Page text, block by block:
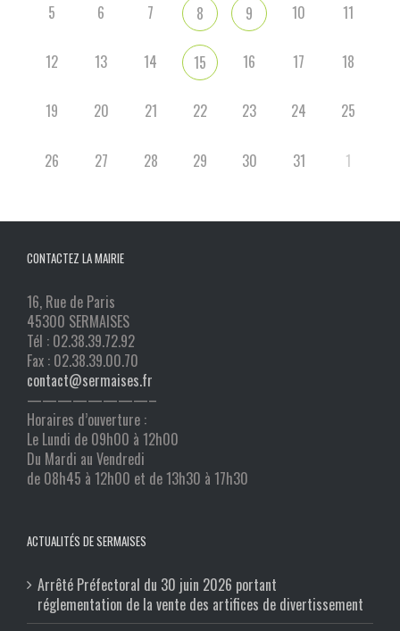
5 6 7 8 9 10 11
12 13 14 15 16 17 18
19 20 21 22 23 24 25
26 27 28 29 30 31 1
CONTACTEZ LA MAIRIE
16, Rue de Paris
45300 SERMAISES
Tél : 02.38.39.72.92
Fax : 02.38.39.00.70
contact@sermaises.fr
————————–
Horaires d’ouverture :
Le Lundi de 09h00 à 12h00
Du Mardi au Vendredi
de 08h45 à 12h00 et de 13h30 à 17h30
ACTUALITÉS DE SERMAISES
Arrêté Préfectoral du 30 juin 2026 portant
réglementation de la vente des artifices de divertissement